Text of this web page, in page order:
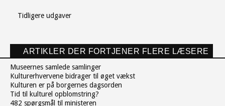
Tidligere udgaver
ARTIKLER DER FORTJENER FLERE LÆSERE
Museernes samlede samlinger
Kulturerhvervene bidrager til øget vækst
Kulturen er på borgernes dagsorden
Tid til kulturel opblomstring?
482 spørgsmål til ministeren